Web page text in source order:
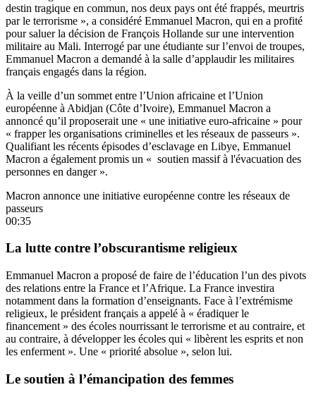
destin tragique en commun, nos deux pays ont été frappés, meurtris
par le terrorisme », a considéré Emmanuel Macron, qui en a profité
pour saluer la décision de François Hollande sur une intervention
militaire au Mali. Interrogé par une étudiante sur l’envoi de troupes,
Emmanuel Macron a demandé à la salle d’applaudir les militaires
français engagés dans la région.
À la veille d’un sommet entre l’Union africaine et l’Union
européenne à Abidjan (Côte d’Ivoire), Emmanuel Macron a
annoncé qu’il proposerait une « une initiative euro-africaine » pour
« frapper les organisations criminelles et les réseaux de passeurs ».
Qualifiant les récents épisodes d’esclavage en Libye, Emmanuel
Macron a également promis un « soutien massif à l'évacuation des
personnes en danger ».
Macron annonce une initiative européenne contre les réseaux de
passeurs
00:35
La lutte contre l’obscurantisme religieux
Emmanuel Macron a proposé de faire de l’éducation l’un des pivots
des relations entre la France et l’Afrique. La France investira
notamment dans la formation d’enseignants. Face à l’extrémisme
religieux, le président français a appelé à « éradiquer le
financement » des écoles nourrissant le terrorisme et au contraire, et
au contraire, à développer les écoles qui « libèrent les esprits et non
les enferment ». Une « priorité absolue », selon lui.
Le soutien à l’émancipation des femmes